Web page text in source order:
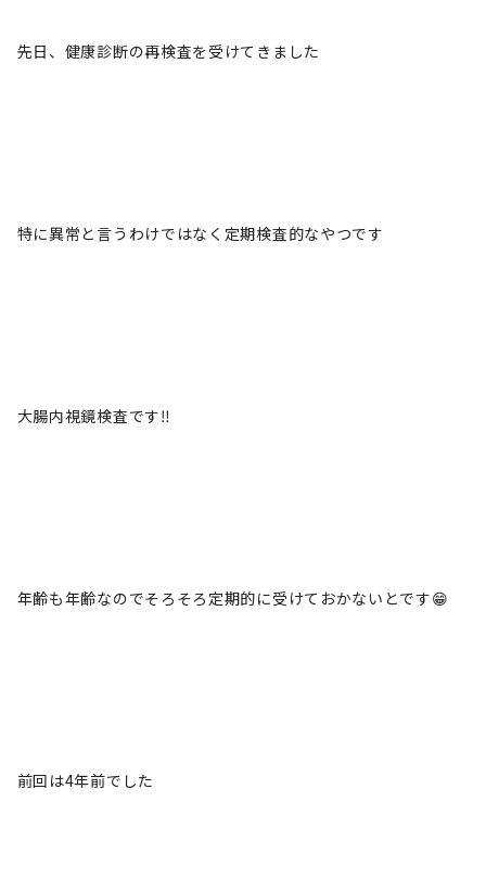
先日、健康診断の再検査を受けてきました
特に異常と言うわけではなく定期検査的なやつです
大腸内視鏡検査です‼️
年齢も年齢なのでそろそろ定期的に受けておかないとです😁
前回は4年前でした